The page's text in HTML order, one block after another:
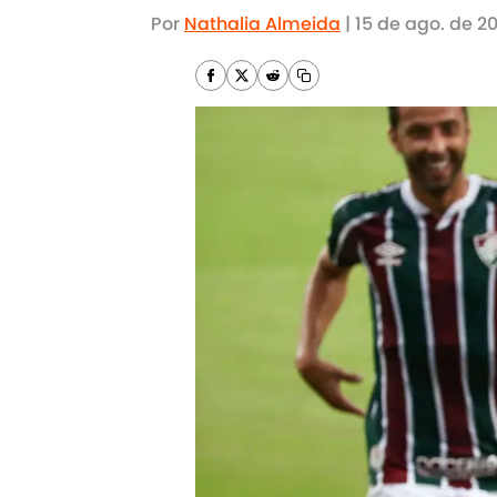
Por Nathalia Almeida | 15 de ago. de